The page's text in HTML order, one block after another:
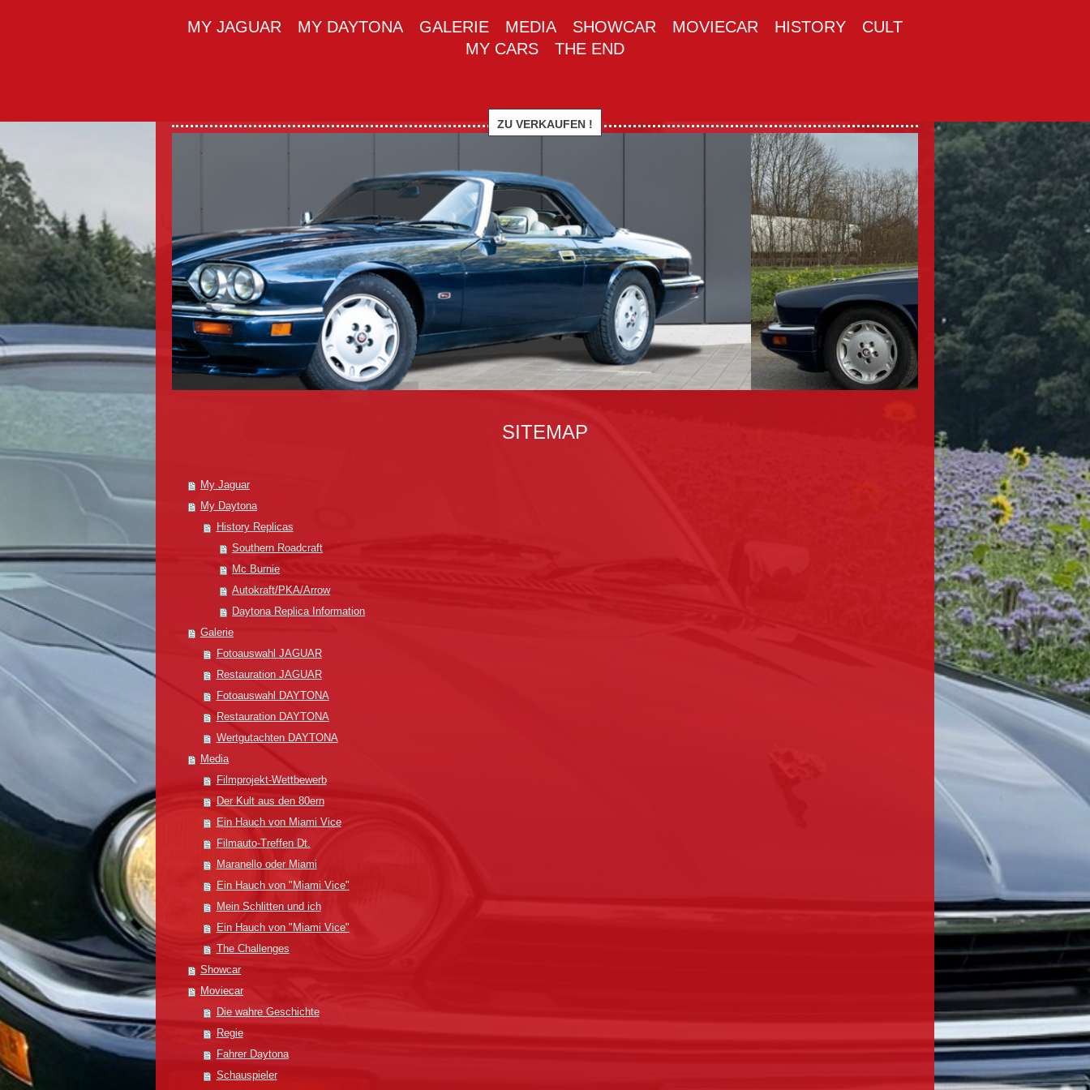
MY JAGUAR MY DAYTONA GALERIE MEDIA SHOWCAR MOVIECAR HISTORY
CULT
MY CARS
THE END
ZU VERKAUFEN !
SITEMAP
My Jaguar
My Daytona
History Replicas
Southern Roadcraft
Mc Burnie
Autokraft/PKA/Arrow
Daytona Replica Information
Galerie
Fotoauswahl JAGUAR
Restauration JAGUAR
Fotoauswahl DAYTONA
Restauration DAYTONA
Wertgutachten DAYTONA
Media
Filmprojekt-Wettbewerb
Der Kult aus den 80ern
Ein Hauch von Miami Vice
Filmauto-Treffen Dt.
Maranello oder Miami
Ein Hauch von "Miami Vice"
Mein Schlitten und ich
Ein Hauch von "Miami Vice"
The Challenges
Showcar
Moviecar
Die wahre Geschichte
Regie
Fahrer Daytona
Schauspieler